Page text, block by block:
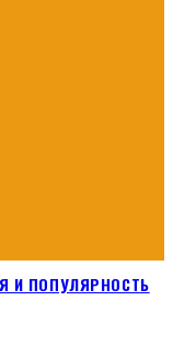
И ПОПУЛЯРНОСТЬ